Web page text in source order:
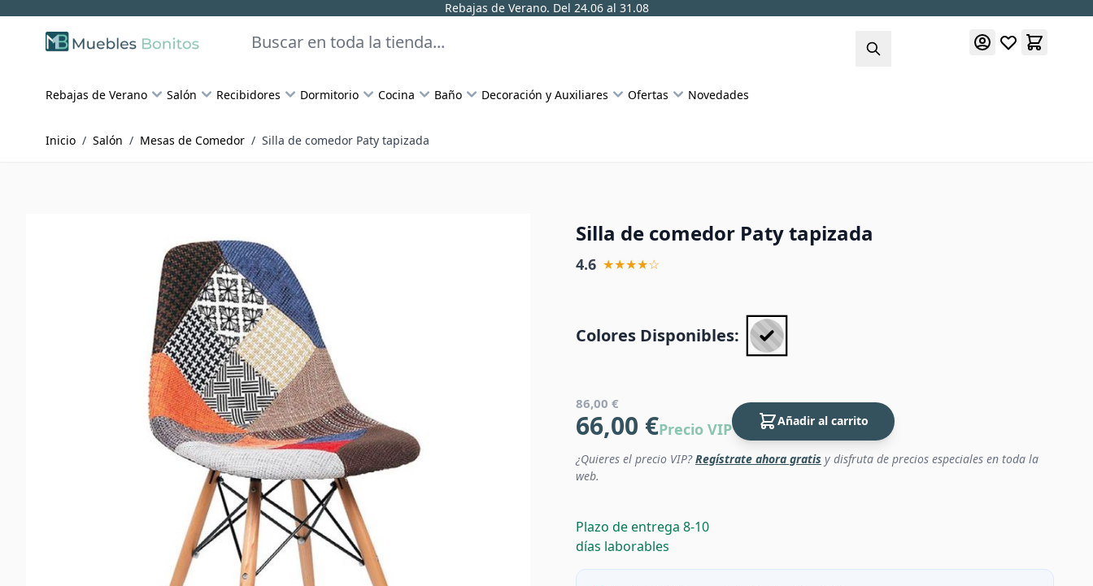
Rebajas de Verano. Del 24.06 al 31.08
Skip to Content
Buscar
Rebajas de Verano Salón Recibidores Dormitorio Cocina Baño Decoración y Auxiliares Ofertas Novedades
Inicio / Salón / Mesas de Comedor / Silla de comedor Paty tapizada
Silla de comedor Paty tapizada
4.6 ★★★★☆
Colores Disponibles:
86,00 €
66,00 €Precio VIP Añadir al carrito
¿Quieres el precio VIP?Regístrate ahora gratis y disfruta de precios especiales en toda la
web.
Plazo de entrega 8-10
días laborables